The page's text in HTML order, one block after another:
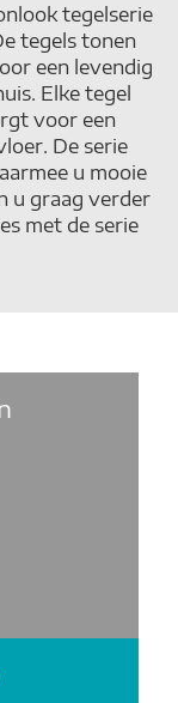
tegelserie
tegels tonen
een levendig
Elke tegel
voor een
De serie
u mooie
u graag verder
met de serie